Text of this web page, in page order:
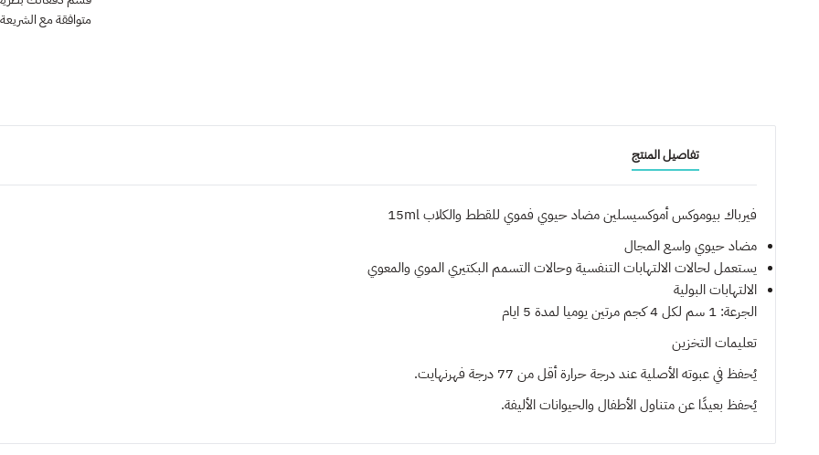
متوافقة مع
تفاصيل المنتج
فيرباك بيوموكس أموكسيسلين مضاد حيوي فموي للقطط والكلاب 15ml
مضاد حيوي واسع المجال
يستعمل لحالات الالتهابات التنفسية وحالات التسمم البكتيري الموي والمعوي
الالتهابات البولية
الجرعة: 1 سم لكل 4 كجم مرتين يوميا لمدة 5 ايام
تعليمات التخزين
يُحفظ في عبوته الأصلية عند درجة حرارة أقل من 77 درجة فهرنهايت.
يُحفظ بعيدًا عن متناول الأطفال والحيوانات الأليفة.